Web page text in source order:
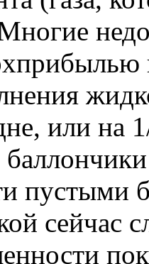
или на
пустыми
сейчас